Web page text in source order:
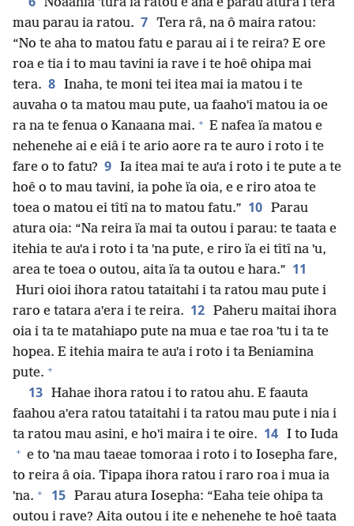
Noaahia ˈtura ïa ratou e ana e parau atura i tera
mau parau ia ratou. 7 Tera râ, na ô maira ratou:
“No te aha to matou fatu e parau ai i te reira? E ore
roa e tia i to mau tavini ia rave i te hoê ohipa mai
tera. 8 Inaha, te moni tei itea mai ia matou i te
auvaha o ta matou mau pute, ua faahoˈi matou ia oe
ra na te fenua o Kanaana mai. + E nafea ïa matou e
nehenehe ai e eiâ i te ario aore ra te auro i roto i te
fare o to fatu? 9 Ia itea mai te auˈa i roto i te pute a te
hoê o to mau tavini, ia pohe ïa oia, e e riro atoa te
toea o matou ei tîtî na to matou fatu.” 10 Parau
atura oia: “Na reira ïa mai ta outou i parau: te taata e
itehia te auˈa i roto i ta ˈna pute, e riro ïa ei tîtî na ˈu,
area te toea o outou, aita ïa ta outou e hara.” 11
Huri oioi ihora ratou tataitahi i ta ratou mau pute i
raro e tatara aˈera i te reira. 12 Paheru maitai ihora
oia i ta te matahiapo pute na mua e tae roa ˈtu i ta te
hopea. E itehia maira te auˈa i roto i ta Beniamina
pute. +
13 Hahae ihora ratou i to ratou ahu. E faauta
faahou aˈera ratou tataitahi i ta ratou mau pute i nia i
ta ratou mau asini, e hoˈi maira i te oire. 14 I to Iuda
+ e to ˈna mau taeae tomoraa i roto i to Iosepha fare,
to reira â oia. Tipapa ihora ratou i raro roa i mua ia
ˈna. + 15 Parau atura Iosepha: “Eaha teie ohipa ta
outou i rave? Aita outou i ite e nehenehe te hoê taata